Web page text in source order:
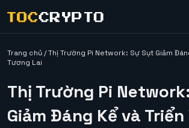
Trang chủ/Thị Trường Pi Network: Sự Sụt Giảm
Tương Lai
Thị Trường Pi
Giảm Đáng Kể và Triển